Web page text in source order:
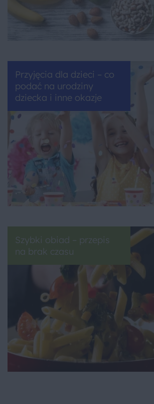
Przyjęcia dla dzieci – co
podać na urodziny
dziecka i inne okazje
Szybki obiad – przepis
na brak czasu